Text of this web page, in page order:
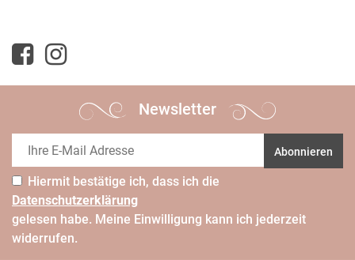
Newsletter
Abonnieren
Hiermit bestätige ich, dass ich die
Daten­schutz­erklärung
gelesen habe. Meine Einwilligung kann ich jederzeit
widerrufen.